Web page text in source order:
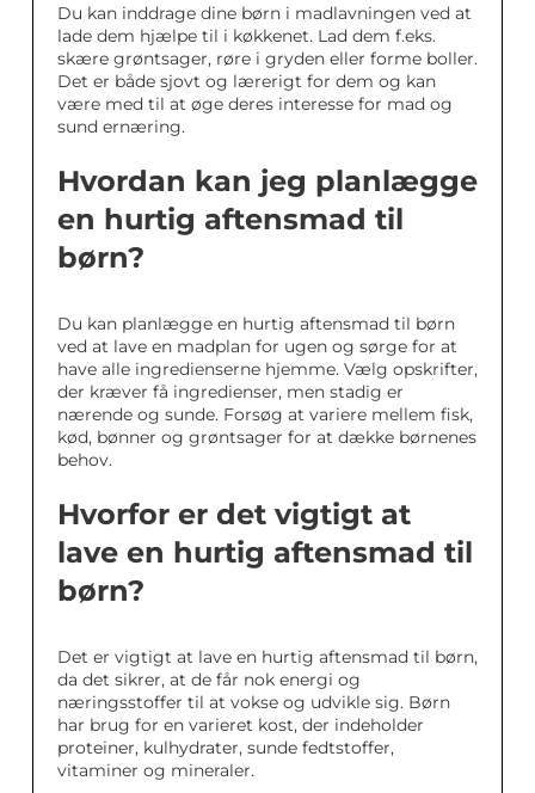
Du kan inddrage dine børn i madlavningen ved at
lade dem hjælpe til i køkkenet. Lad dem f.eks.
skære grøntsager, røre i gryden eller forme boller.
Det er både sjovt og lærerigt for dem og kan
være med til at øge deres interesse for mad og
sund ernæring.
Hvordan kan jeg planlægge
en hurtig aftensmad til
børn?
Du kan planlægge en hurtig aftensmad til børn
ved at lave en madplan for ugen og sørge for at
have alle ingredienserne hjemme. Vælg opskrifter,
der kræver få ingredienser, men stadig er
nærende og sunde. Forsøg at variere mellem fisk,
kød, bønner og grøntsager for at dække børnenes
behov.
Hvorfor er det vigtigt at
lave en hurtig aftensmad til
børn?
Det er vigtigt at lave en hurtig aftensmad til børn,
da det sikrer, at de får nok energi og
næringsstoffer til at vokse og udvikle sig. Børn
har brug for en varieret kost, der indeholder
proteiner, kulhydrater, sunde fedtstoffer,
vitaminer og mineraler.